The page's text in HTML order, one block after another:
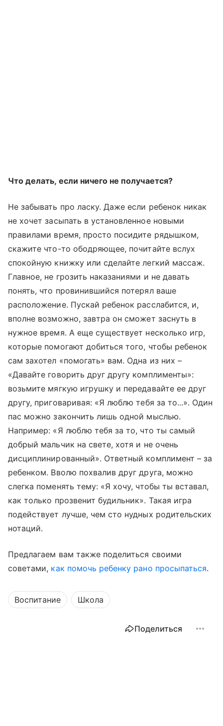
Что делать, если ничего не получается?
Не забывать про ласку. Даже если ребенок никак
не хочет засыпать в установленное новыми
правилами время, просто посидите рядышком,
скажите что-то ободряющее, почитайте вслух
спокойную книжку или сделайте легкий массаж.
Главное, не грозить наказаниями и не давать
понять, что провинившийся потерял ваше
расположение. Пускай ребенок расслабится, и,
вполне возможно, завтра он сможет заснуть в
нужное время. А еще существует несколько игр,
которые помогают добиться того, чтобы ребенок
сам захотел «помогать» вам. Одна из них –
«Давайте говорить друг другу комплименты»:
возьмите мягкую игрушку и передавайте ее друг
другу, приговаривая: «Я люблю тебя за то...». Один
пас можно закончить лишь одной мыслью.
Например: «Я люблю тебя за то, что ты самый
добрый мальчик на свете, хотя и не очень
дисциплинированный». Ответный комплимент – за
ребенком. Вволю похвалив друг друга, можно
слегка поменять тему: «Я хочу, чтобы ты вставал,
как только прозвенит будильник». Такая игра
подействует лучше, чем сто нудных родительских
нотаций.
Предлагаем вам также поделиться своими
советами, как помочь ребенку рано просыпаться.
Воспитание Школа
Поделиться